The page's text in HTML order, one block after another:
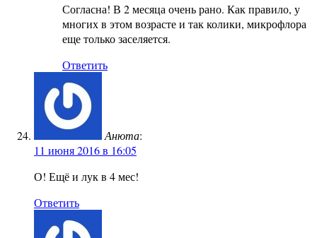
Согласна! В 2 месяца очень рано. Как правило, у
многих в этом возрасте и так колики, микрофлора
еще только заселяется.
Ответить
Анюта:
11 июня 2016 в 16:05
О! Ещё и лук в 4 мес!
Ответить